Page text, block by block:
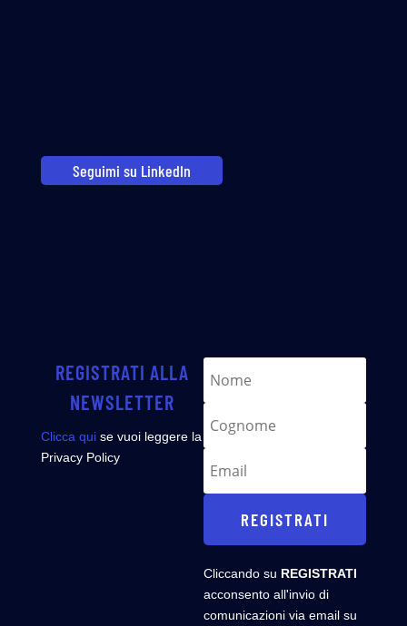
Seguimi su LinkedIn
REGISTRATI ALLA
NEWSLETTER
Clicca quise vuoi leggere la
Privacy Policy
REGISTRATI
Cliccando su REGISTRATI
acconsento all'invio di
comunicazioni via email su